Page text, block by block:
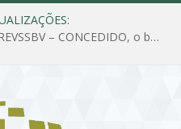
PORTARIA Nº 025/2026-GP/IPREVSSBV – CONCEDIDO, o benefício de PENSÃO a MARIA ESTELA DOS SANTOS SOUZA